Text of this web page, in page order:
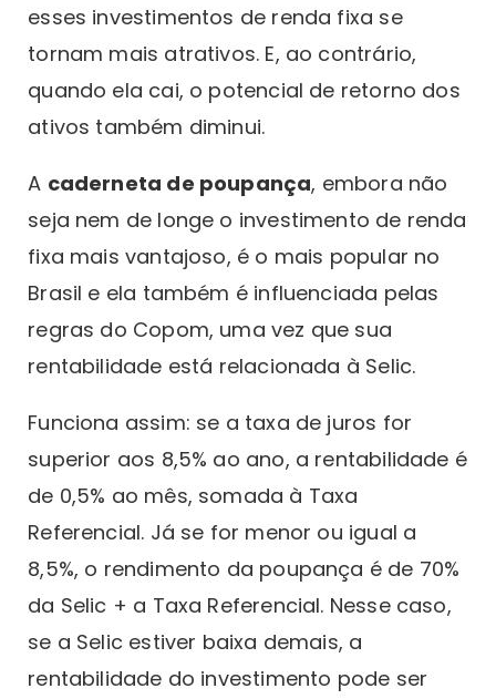
esses investimentos de renda fixa se
tornam mais atrativos. E, ao contrário,
quando ela cai, o potencial de retorno dos
ativos também diminui.
A caderneta de poupança, embora não
seja nem de longe o investimento de renda
fixa mais vantajoso, é o mais popular no
Brasil e ela também é influenciada pelas
regras do Copom, uma vez que sua
rentabilidade está relacionada à Selic.
Funciona assim: se a taxa de juros for
superior aos 8,5% ao ano, a rentabilidade é
de 0,5% ao mês, somada à Taxa
Referencial. Já se for menor ou igual a
8,5%, o rendimento da poupança é de 70%
da Selic + a Taxa Referencial. Nesse caso,
se a Selic estiver baixa demais, a
rentabilidade do investimento pode ser